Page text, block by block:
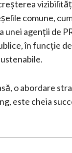
comune,
unei agenții de
în funcție
o abordare
este cheia